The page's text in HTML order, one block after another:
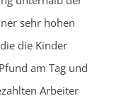
sehr hohen
die Kinder
am Tag und
Arbeiter